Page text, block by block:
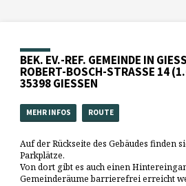
BEK. EV.-REF. GEMEINDE IN
ROBERT-BOSCH-STRASSE 14
35398 GIESSEN
MEHR INFOS ROUTE
Auf der Rückseite des Gebäudes finden
Parkplätze.
Von dort gibt es auch einen
Gemeinderäume barrierefrei erreicht